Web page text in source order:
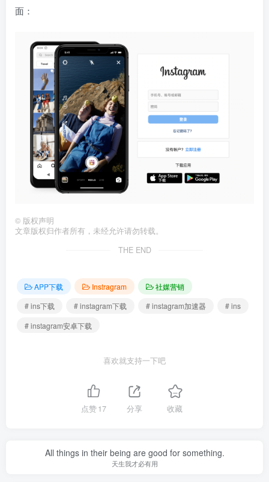
面：
© 版权声明
文章版权归作者所有，未经允许请勿转载。
THE END
APP下载 Instragram
社媒营销
# ins下载
# instagram下载 # instagram加速器
# ins
# instagram安卓下载
喜欢就支持一下吧
点赞17 分享 收藏
All things in their being are good for something.
天生我才必有用